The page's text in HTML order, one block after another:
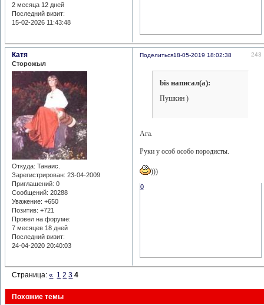
2 месяца 12 дней
Последний визит:
15-02-2026 11:43:48
Поделиться 243
18-05-2019 18:02:38
Катя
Сторожыл
Откуда: Танаис.
Зарегистрирован: 23-04-2009
Приглашений: 0
Сообщений: 20288
Уважение: +650
Позитив: +721
Провел на форуме:
7 месяцев 18 дней
Последний визит:
24-04-2020 20:40:03
bis написал(а):
Пушкин )
Ага.
Руки у особ особо породисты.
)))
0
Страница:« 1 2 3 4
Похожие темы